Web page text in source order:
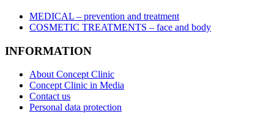
MEDICAL – prevention and treatment
COSMETIC TREATMENTS – face and body
INFORMATION
About Concept Clinic
Concept Clinic in Media
Contact us
Personal data protection